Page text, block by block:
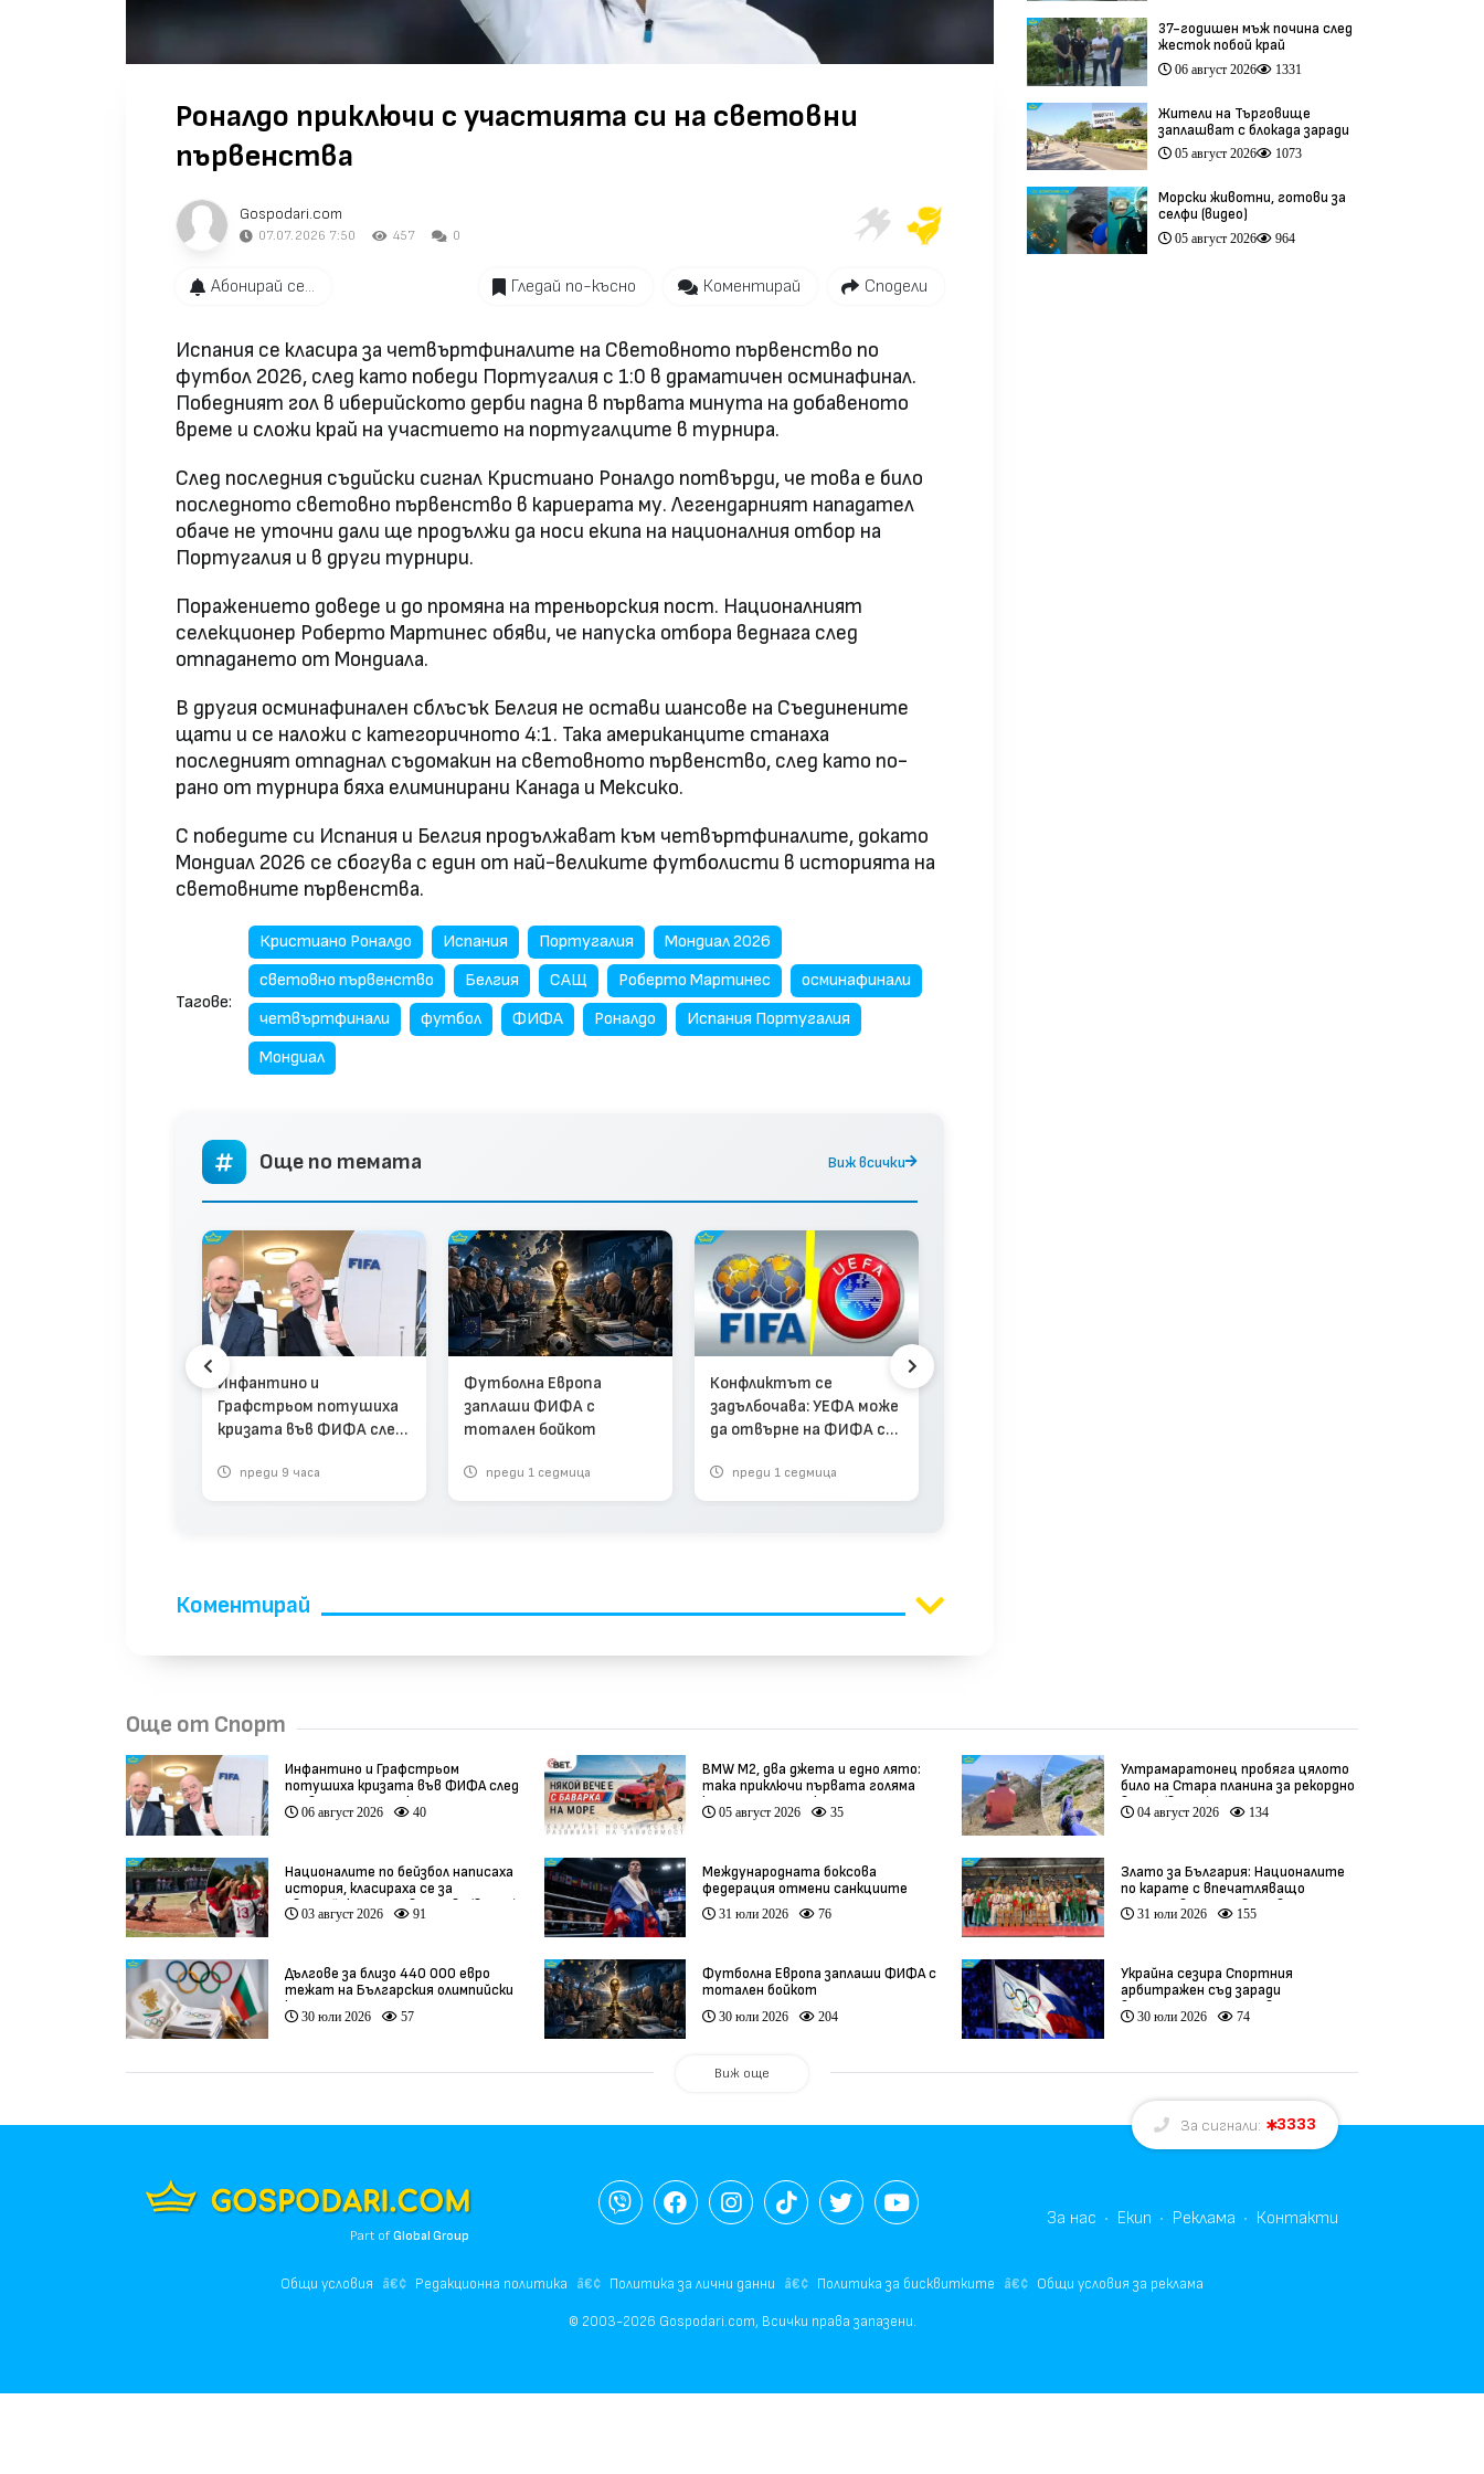
Роналдо приключи с участията си на световни
първенства
Gospodari.com
07.07.2026 7:50 457 0
Абонирай се... Гледай по-късно Коментирай Сподели
Испания се класира за четвъртфиналите на Световното първенство по
футбол 2026, след като победи Португалия с 1:0 в драматичен осминафинал.
Победният гол в иберийското дерби падна в първата минута на добавеното
време и сложи край на участието на португалците в турнира.
След последния съдийски сигнал Кристиано Роналдо потвърди, че това е било
последното световно първенство в кариерата му. Легендарният нападател
обаче не уточни дали ще продължи да носи екипа на националния отбор на
Португалия и в други турнири.
Поражението доведе и до промяна на треньорския пост. Националният
селекционер Роберто Мартинес обяви, че напуска отбора веднага след
отпадането от Мондиала.
В другия осминафинален сблъсък Белгия не остави шансове на Съединените
щати и се наложи с категоричното 4:1. Така американците станаха
последният отпаднал съдомакин на световното първенство, след като по-
рано от турнира бяха елиминирани Канада и Мексико.
С победите си Испания и Белгия продължават към четвъртфиналите, докато
Мондиал 2026 се сбогува с един от най-великите футболисти в историята на
световните първенства.
Тагове:
Кристиано Роналдо Испания Португалия
Мондиал 2026
световно първенство
Белгия САЩ Роберто Мартинес
осминафинали
четвъртфинали
футбол ФИФА Роналдо
Испания Португалия
Мондиал
Още по темата Виж всички
Инфантино и
Графстрьом потушиха
кризата във ФИФА след
преди 9 часа
Футболна Европа
заплаши ФИФА с
тотален бойкот
преди 1 седмица
Конфликтът се
задълбочава: УЕФА може
да отвърне на ФИФА с
квалификации
преди 1 седмица
Коментирай
37-годишен мъж почина след
жесток побой край
Младежкия хълм в Пловдив
(видео)
06 август 2026 1331
Жители на Търговище
заплашват с блокада заради
опасен участък на пътя
София–Варна (видео)
05 август 2026 1073
Морски животни, готови за
селфи (видео)
05 август 2026 964
Още от Спорт
Инфантино и Графстрьом
потушиха кризата във ФИФА след
провалената сделка
06 август 2026 40
BMW М2, два джета и едно лято:
така приключи първата голяма
кампания на BET.bg
05 август 2026 35
Ултрамаратонец пробяга цялото
било на Стара планина за рекордно
време (видео)
04 август 2026 134
Националите по бейзбол написаха
история, класираха се за
Европейското първенство (видео)
03 август 2026 91
Международната боксова
федерация отмени санкциите
срещу Русия
31 юли 2026 76
Злато за България: Националите
по карате с впечатляващо
представяне на Световното
(видео)
31 юли 2026 155
Дългове за близо 440 000 евро
тежат на Българския олимпийски
комитет
30 юли 2026 57
Футболна Европа заплаши ФИФА с
тотален бойкот
30 юли 2026 204
Украйна сезира Спортния
арбитражен съд заради
връщането на Русия в
олимпийското движение
30 юли 2026 74
Виж още
За сигнали: 3333
Part ofGlobal Group
За нас Екип Реклама Контакти
Общи условия Редакционна политика Политика за лични данни Политика за бисквитките Общи условия за реклама
© 2003-2026 Gospodari.com, Всички права запазени.